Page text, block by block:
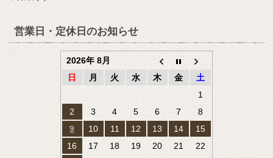
営業日・定休日のお知らせ
2026年 8月
日
月 火 水 木 金
土
1
2
3 4 5 6 7
8
9
10 11 12 13 14
15
16
17 18 19 20 21
22